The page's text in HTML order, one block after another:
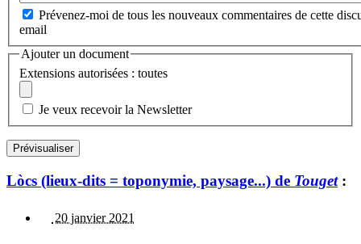
Prévenez-moi de tous les nouveaux commentaires de cette
email
Ajouter un document
Extensions autorisées : toutes
Je veux recevoir la Newsletter
Lòcs (lieux-dits = toponymie, paysage...) de Touget:
20 janvier 2021